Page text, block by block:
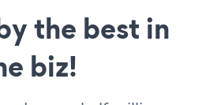
the best in
biz!